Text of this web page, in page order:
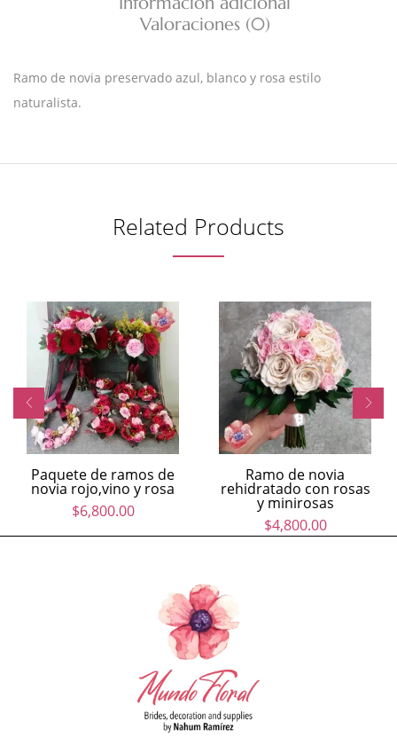
Valoraciones (0)
Ramo de novia preservado azul, blanco y rosa estilo
naturalista.
Related Products
Paquete de ramos de
novia rojo,vino y rosa
$6,800.00
Ramo de novia
rehidratado con rosas
y minirosas
$4,800.00